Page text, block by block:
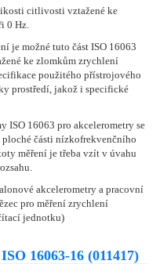
citlivosti vztažené ke
0 Hz.
je možné tuto část ISO 16063
ke zlomkům zrychlení
použitého přístrojového
prostředí, jakož i specifické
ISO 16063 pro akcelerometry se
části nízkofrekvenčního
měření je třeba vzít v úvahu
akcelerometry a pracovní
pro měření zrychlení
jednotku)
16063-16 (011417)